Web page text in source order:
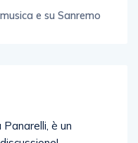
e su Sanremo
è un